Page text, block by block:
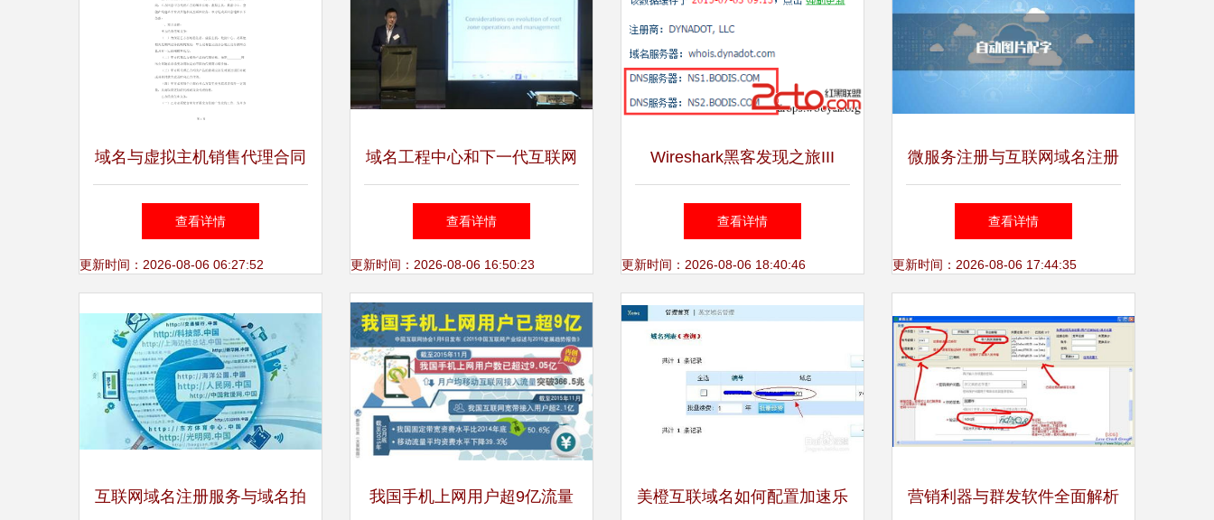
域名与虚拟主机销售代理合同
书
查看详情
更新时间：2026-08-06 06:27:52
域名工程中心和下一代互联网
工程中心亮相未来根服务架构
研讨会，推动互联网域名注册
服务创新
查看详情
更新时间：2026-08-06 16:50:23
Wireshark黑客发现之旅III
Bodisparking恶意代码与劫持
域名注册服务的暗战
查看详情
更新时间：2026-08-06 18:40:46
微服务注册与互联网域名注册
相似的哲学，不同的域
查看详情
更新时间：2026-08-06 17:44:35
互联网域名注册服务与域名拍 我国手机上网用户超9亿流量 美橙互联域名如何配置加速乐 营销利器与群发软件全面解析